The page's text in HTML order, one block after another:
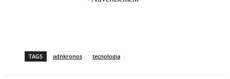
TAGS adnkronos tecnologia